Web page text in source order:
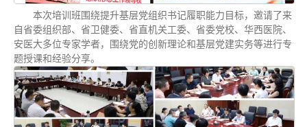
本次培训班围绕提升基层党组织书记履职能力目标，邀请了来
自省委组织部、省卫健委、省直机关工委、省委党校、华西医院、
安医大多位专家学者，围绕党的创新理论和基层党建实务等进行专
题授课和经验分享。